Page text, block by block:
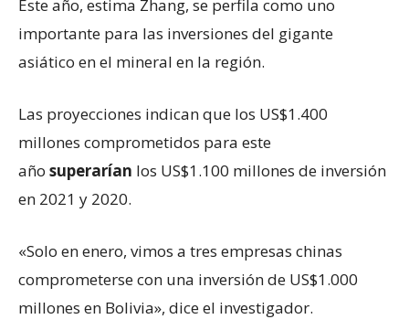
Este año, estima Zhang, se perfila como uno
importante para las inversiones del gigante
asiático en el mineral en la región.
Las proyecciones indican que los US$1.400
millones comprometidos para este
año superarían los US$1.100 millones de inversión
en 2021 y 2020.
«Solo en enero, vimos a tres empresas chinas
comprometerse con una inversión de US$1.000
millones en Bolivia», dice el investigador.